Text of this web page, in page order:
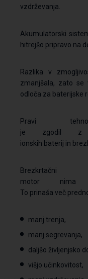
vzdrževanja.
Akumulatorski
hitrejšo pripravo na
Razlika v
zmanjšala, zato se
odloča za baterijske
Pravi
je zgodil z
ionskih baterij in
motor nima
To prinaša več
manj trenja,
manj segrevanja,
daljšo življenjsko
višjo učinkovitost,